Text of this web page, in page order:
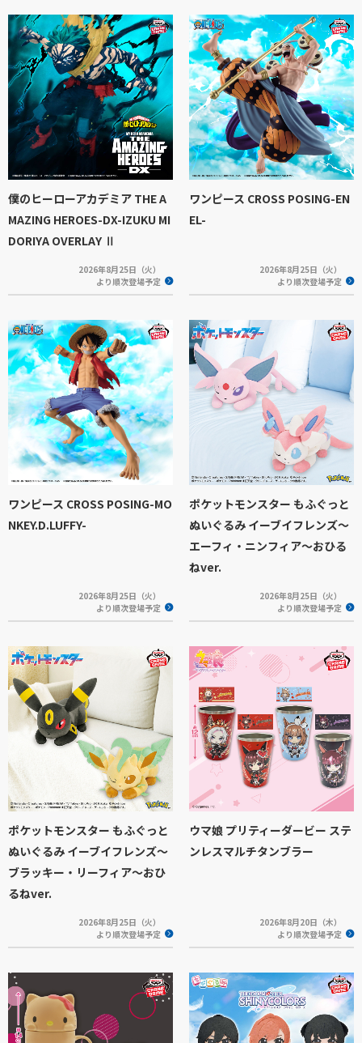
僕のヒーローアカデミア THE A
MAZING HEROES-DX-IZUKU MI
DORIYA OVERLAY Ⅱ
2026年8月25日（火）
より順次登場予定
ワンピース CROSS POSING-EN
EL-
2026年8月25日（火）
より順次登場予定
ワンピース CROSS POSING-MO
NKEY.D.LUFFY-
2026年8月25日（火）
より順次登場予定
ポケットモンスター もふぐっと
ぬいぐるみ イーブイフレンズ～
エーフィ・ニンフィア～おひる
ねver.
2026年8月25日（火）
より順次登場予定
ポケットモンスター もふぐっと
ぬいぐるみ イーブイフレンズ～
ブラッキー・リーフィア～おひ
るねver.
2026年8月25日（火）
より順次登場予定
ウマ娘 プリティーダービー ステ
ンレスマルチタンブラー
2026年8月20日（木）
より順次登場予定